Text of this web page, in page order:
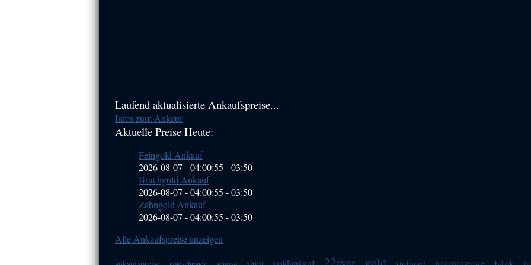
Haupt-
Sidebar
Laufend aktualisierte Ankaufspreise...
Infos zum Ankauf
Aktuelle Preise Heute:
Feingold Ankauf
2026-08-07 - 04:00:55 -03:50
Bruchgold Ankauf
2026-08-07 - 04:00:55 -03:50
Zahngold Ankauf
2026-08-07 - 04:00:55 -03:50
Alle Ankaufspreise anzeigen